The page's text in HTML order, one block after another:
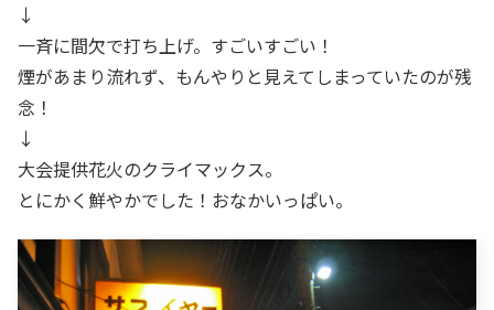
↓
一斉に間欠で打ち上げ。すごいすごい！
煙があまり流れず、もんやりと見えてしまっていたのが残
念！
↓
大会提供花火のクライマックス。
とにかく鮮やかでした！おなかいっぱい。